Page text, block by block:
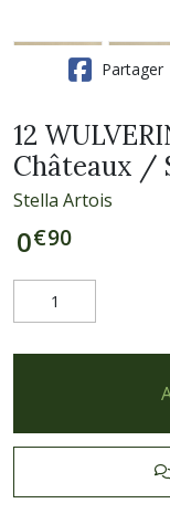
Partager
12
Châteaux /
Stella Artois
0€90